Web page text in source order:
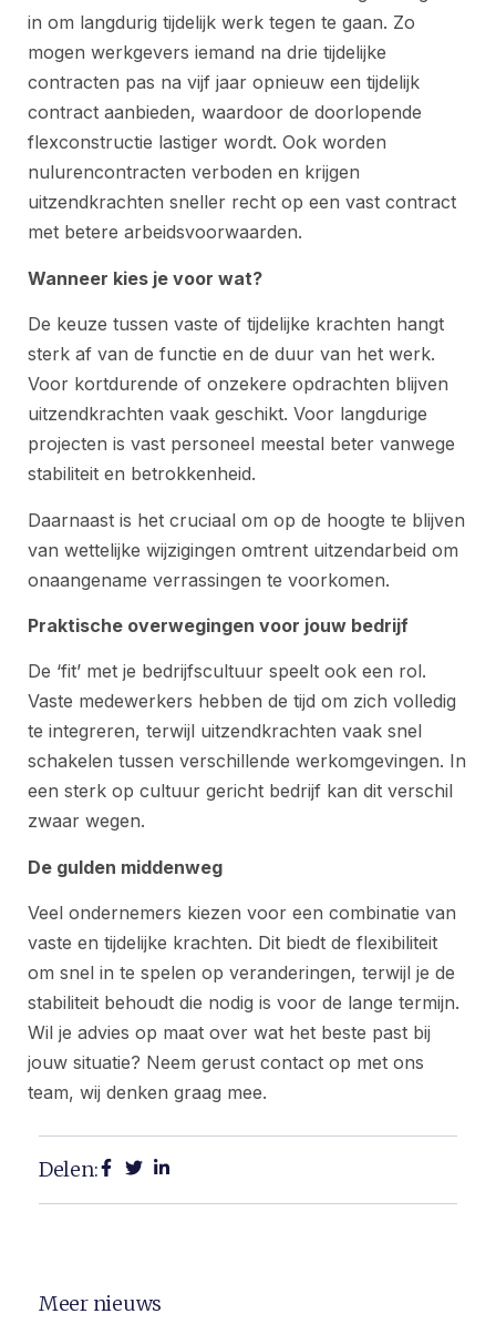
in om langdurig tijdelijk werk tegen te gaan. Zo
mogen werkgevers iemand na drie tijdelijke
contracten pas na vijf jaar opnieuw een tijdelijk
contract aanbieden, waardoor de doorlopende
flexconstructie lastiger wordt. Ook worden
nulurencontracten verboden en krijgen
uitzendkrachten sneller recht op een vast contract
met betere arbeidsvoorwaarden.
Wanneer kies je voor wat?
De keuze tussen vaste of tijdelijke krachten hangt
sterk af van de functie en de duur van het werk.
Voor kortdurende of onzekere opdrachten blijven
uitzendkrachten vaak geschikt. Voor langdurige
projecten is vast personeel meestal beter vanwege
stabiliteit en betrokkenheid.
Daarnaast is het cruciaal om op de hoogte te blijven
van wettelijke wijzigingen omtrent uitzendarbeid om
onaangename verrassingen te voorkomen.
Praktische overwegingen voor jouw bedrijf
De ‘fit’ met je bedrijfscultuur speelt ook een rol.
Vaste medewerkers hebben de tijd om zich volledig
te integreren, terwijl uitzendkrachten vaak snel
schakelen tussen verschillende werkomgevingen. In
een sterk op cultuur gericht bedrijf kan dit verschil
zwaar wegen.
De gulden middenweg
Veel ondernemers kiezen voor een combinatie van
vaste en tijdelijke krachten. Dit biedt de flexibiliteit
om snel in te spelen op veranderingen, terwijl je de
stabiliteit behoudt die nodig is voor de lange termijn.
Wil je advies op maat over wat het beste past bij
jouw situatie? Neem gerust contact op met ons
team, wij denken graag mee.
Delen:
Meer nieuws